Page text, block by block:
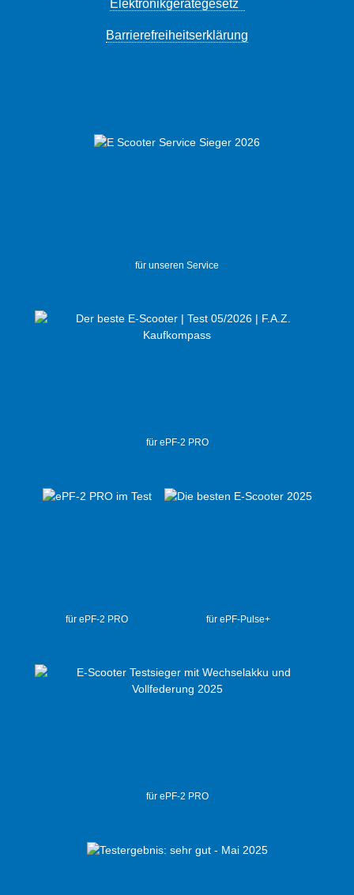
Elektronikgerätegesetz
Barrierefreiheitserklärung
für unseren Service
für ePF-2 PRO
für ePF-2 PRO für ePF-Pulse+
für ePF-2 PRO